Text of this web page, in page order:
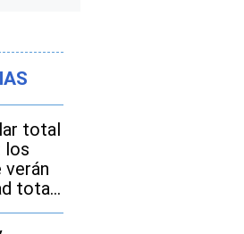
total
los
verán
total